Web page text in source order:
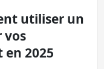
utiliser un
vos
2025